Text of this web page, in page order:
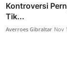
Kontroversi
Tik...
Averroes Gibraltar Nov